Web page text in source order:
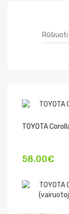
TOYOTA
58.00€